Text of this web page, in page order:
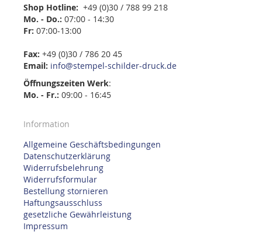
Shop Hotline: +49 (0)30 / 788 99 218
Mo. - Do.: 07:00 - 14:30
Fr: 07:00-13:00
Fax: +49 (0)30 / 786 20 45
Email: info@stempel-schilder-druck.de
Öffnungszeiten Werk:
Mo. - Fr.: 09:00 - 16:45
Information
Allgemeine Geschäftsbedingungen
Datenschutzerklärung
Widerrufsbelehrung
Widerrufsformular
Bestellung stornieren
Haftungsausschluss
gesetzliche Gewährleistung
Impressum